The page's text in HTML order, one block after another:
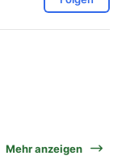
Mehr anzeigen